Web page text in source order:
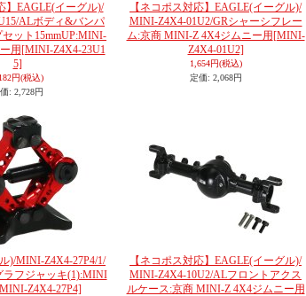
】EAGLE(イーグル)/
ALボディ&バンパ
ット15mmUP:MINI-
用 [MINI-Z4X4-23U1
5]
円(税込)
: 2,728円
【ネコポス対応】EAGLE(イーグル)/
MINI-Z4X4-01U2/GRシャーシフレー
ム:京商 MINI-Z 4X4ジムニー用 [MINI-
Z4X4-01U2]
1,654円(税込)
定価: 2,068円
)/MINI-Z4X4-27P4/1/
ラフジャッキ(1):MINI
Z4X4-27P4]
【ネコポス対応】EAGLE(イーグル)/
MINI-Z4X4-10U2/ALフロントアクス
ルケース:京商 MINI-Z 4X4ジムニー用